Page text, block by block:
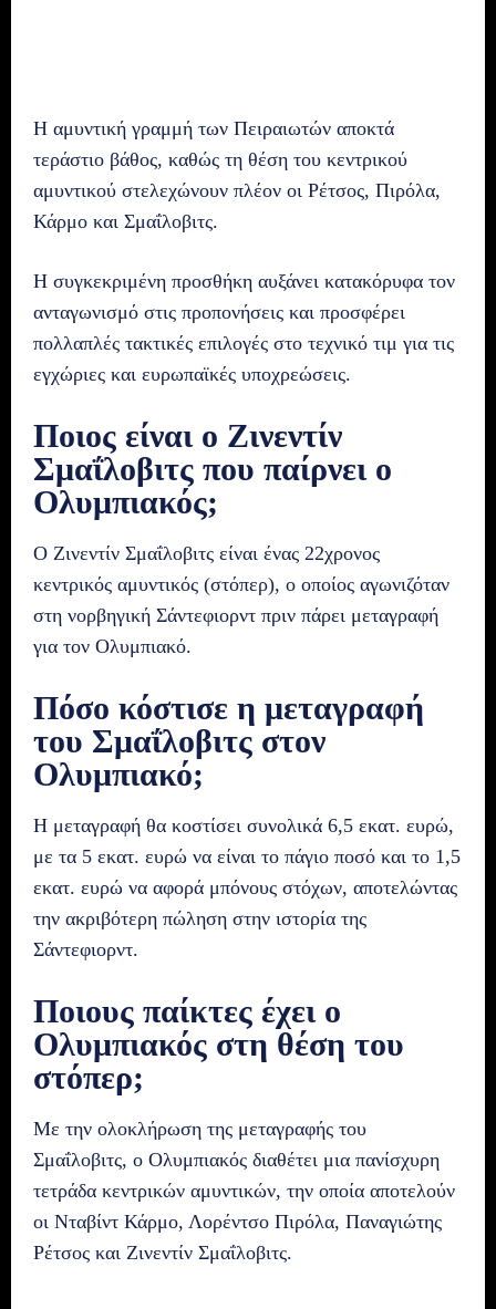
Η αμυντική γραμμή των Πειραιωτών αποκτά
τεράστιο βάθος, καθώς τη θέση του κεντρικού
αμυντικού στελεχώνουν πλέον οι Ρέτσος, Πιρόλα,
Κάρμο και Σμαΐλοβιτς.
Η συγκεκριμένη προσθήκη αυξάνει κατακόρυφα τον
ανταγωνισμό στις προπονήσεις και προσφέρει
πολλαπλές τακτικές επιλογές στο τεχνικό τιμ για τις
εγχώριες και ευρωπαϊκές υποχρεώσεις.
Ποιος είναι ο Ζινεντίν
Σμαΐλοβιτς που παίρνει ο
Ολυμπιακός;
Ο Ζινεντίν Σμαΐλοβιτς είναι ένας 22χρονος
κεντρικός αμυντικός (στόπερ), ο οποίος αγωνιζόταν
στη νορβηγική Σάντεφιορντ πριν πάρει μεταγραφή
για τον Ολυμπιακό.
Πόσο κόστισε η μεταγραφή
του Σμαΐλοβιτς στον
Ολυμπιακό;
Η μεταγραφή θα κοστίσει συνολικά 6,5 εκατ. ευρώ,
με τα 5 εκατ. ευρώ να είναι το πάγιο ποσό και το 1,5
εκατ. ευρώ να αφορά μπόνους στόχων, αποτελώντας
την ακριβότερη πώληση στην ιστορία της
Σάντεφιορντ.
Ποιους παίκτες έχει ο
Ολυμπιακός στη θέση του
στόπερ;
Με την ολοκλήρωση της μεταγραφής του
Σμαΐλοβιτς, ο Ολυμπιακός διαθέτει μια πανίσχυρη
τετράδα κεντρικών αμυντικών, την οποία αποτελούν
οι Νταβίντ Κάρμο, Λορέντσο Πιρόλα, Παναγιώτης
Ρέτσος και Ζινεντίν Σμαΐλοβιτς.